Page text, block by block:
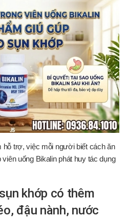
hỗ trợ, việc mỗi người biết cách ăn
uống Bikalin phát huy tác dụng
khớp có thêm
đậu nành, nước